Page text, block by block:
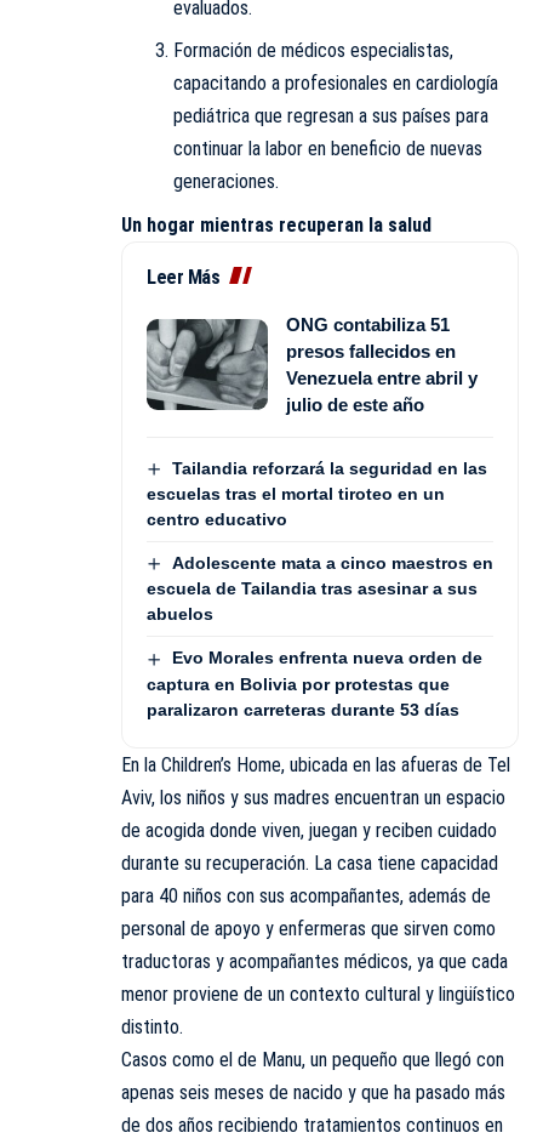
evaluados.
Formación de médicos especialistas,
capacitando a profesionales en cardiología
pediátrica que regresan a sus países para
continuar la labor en beneficio de nuevas
generaciones.
Un hogar mientras recuperan la salud
Leer Más
ONG contabiliza 51
presos fallecidos en
Venezuela entre abril y
julio de este año
Tailandia reforzará la seguridad en las
escuelas tras el mortal tiroteo en un
centro educativo
Adolescente mata a cinco maestros en
escuela de Tailandia tras asesinar a sus
abuelos
Evo Morales enfrenta nueva orden de
captura en Bolivia por protestas que
paralizaron carreteras durante 53 días
En la Children’s Home, ubicada en las afueras de Tel
Aviv, los niños y sus madres encuentran un espacio
de acogida donde viven, juegan y reciben cuidado
durante su recuperación. La casa tiene capacidad
para 40 niños con sus acompañantes, además de
personal de apoyo y enfermeras que sirven como
traductoras y acompañantes médicos, ya que cada
menor proviene de un contexto cultural y lingüístico
distinto.
Casos como el de Manu, un pequeño que llegó con
apenas seis meses de nacido y que ha pasado más
de dos años recibiendo tratamientos continuos en